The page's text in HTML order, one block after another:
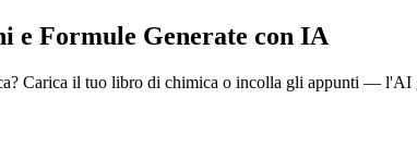
e Formule Generate con IA
Carica il tuo libro di chimica o incolla gli appunti — l'AI